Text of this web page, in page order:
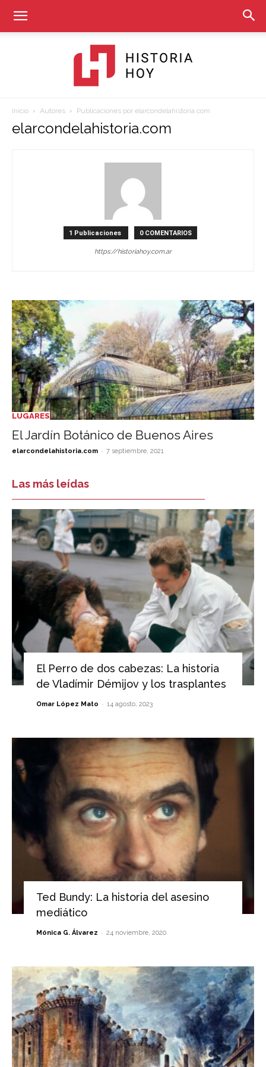
Historia
Inicio Autores Publicaciones por elarcondelahistoria.com
elarcondelahistoria.com
1 Publicaciones 0 COMENTARIOS
https://historiahoy.com.ar
LUGARES
El Jardín Botánico de Buenos Aires
elarcondelahistoria.com - 7 septiembre, 2021
Las más leídas
El Perro de dos cabezas: La historia
de Vladímir Démijov y los trasplantes
Omar López Mato - 14 agosto, 2023
Ted Bundy: La historia del asesino
mediático
Mónica G. Álvarez - 24 noviembre, 2020